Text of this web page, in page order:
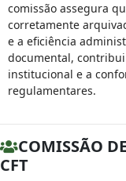
comissão assegura
corretamente
e a eficiência
documental,
institucional e a
regulamentares.
COMISSÃO
CFT